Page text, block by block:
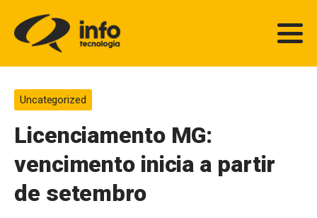
Uncategorized
Licenciamento MG:
vencimento inicia a partir
de setembro